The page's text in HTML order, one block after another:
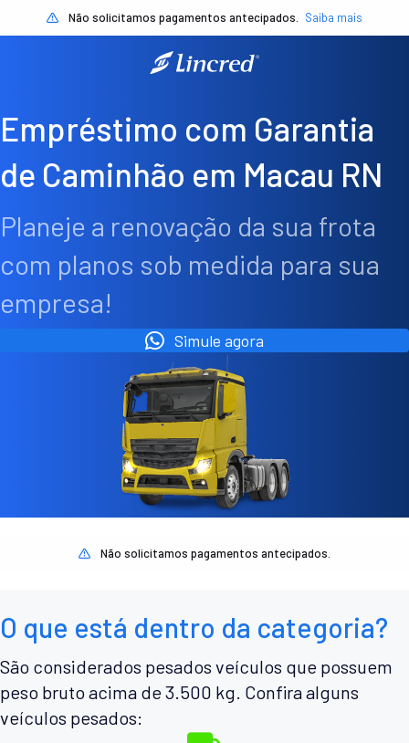
Não solicitamos pagamentos antecipados. Saiba mais
Empréstimo com Garantia
de Caminhão em Macau RN
Planeje a renovação da sua frota
com planos sob medida para sua
empresa!
Simule agora
Não solicitamos pagamentos antecipados.
O que está dentro da categoria?
São considerados pesados veículos que possuem
peso bruto acima de 3.500 kg. Confira alguns
veículos pesados: